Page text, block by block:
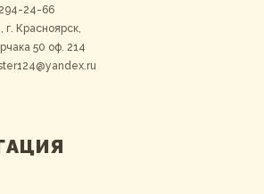
294-24-66
г. Красноярск,
50 оф. 214